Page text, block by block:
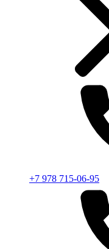
+7 978 715-06-95